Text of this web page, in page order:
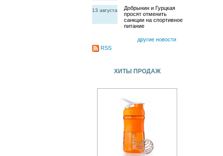
13 августа
Добрынин и Гурцкая
просят отменить
санкции на спортивное
питание
другие новости
RSS
ХИТЫ ПРОДАЖ